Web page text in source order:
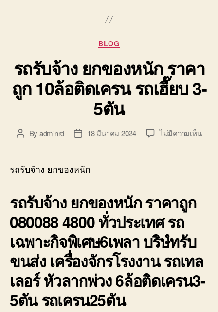
Categories
BLOG
รถรับจ้าง ยกของหนัก ราคา
ถูก 10ล้อติดเครน รถเฮี๊ยบ 3-
5ตัน
PostBy adminrd
Post18 มีนาคม 2024 ไม่มีความเห็นบน
เฮี๊ยบ
5ตัน
รถรับจ้าง ยกของหนัก
รถรับจ้าง ยกของหนัก ราคาถูก
080088 4800 ทั่วประเทศ รถ
เฉพาะกิจพิเศษ6เพลา บริษํทรับ
ขนส่ง เครื่องจักรโรงงาน รถเทล
เลอร์ หัวลากพ่วง 6ล้อติดเครน3-
5ตัน รถเครน25ตัน